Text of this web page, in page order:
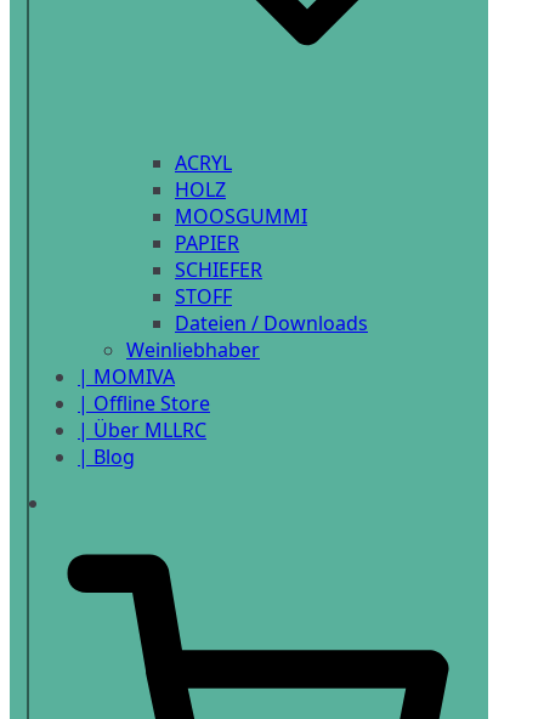
ACRYL
HOLZ
MOOSGUMMI
PAPIER
SCHIEFER
STOFF
Dateien / Downloads
Weinliebhaber
| MOMIVA
| Offline Store
| Über MLLRC
| Blog